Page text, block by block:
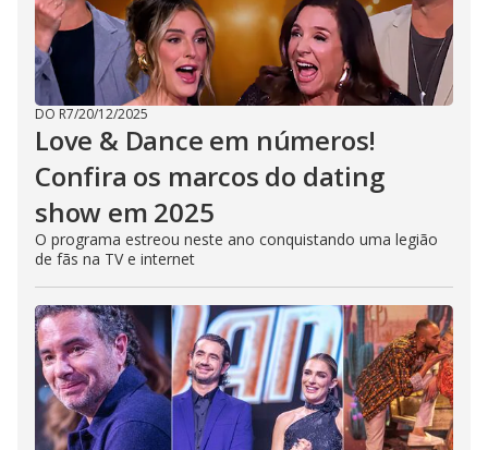
DO R7/20/12/2025
Love & Dance em números!
Confira os marcos do dating
show em 2025
O programa estreou neste ano conquistando uma legião
de fãs na TV e internet